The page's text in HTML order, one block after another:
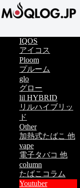
IQOS
アイコス
Ploom
プルーム
glo
グロー
lil HYBRID
リルハイブリッ
ド
Other
加熱式たばこ 他
vape
電子タバコ 他
column
たばこコラム
Youtuber